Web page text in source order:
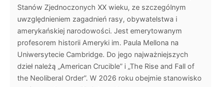
Stanów Zjednoczonych XX wieku, ze szczególnym
uwzględnieniem zagadnień rasy, obywatelstwa i
amerykańskiej narodowości. Jest emerytowanym
profesorem historii Ameryki im. Paula Mellona na
Uniwersytecie Cambridge. Do jego najważniejszych
dzieł należą „American Crucible” i „The Rise and Fall of
the Neoliberal Order”. W 2026 roku obejmie stanowisko